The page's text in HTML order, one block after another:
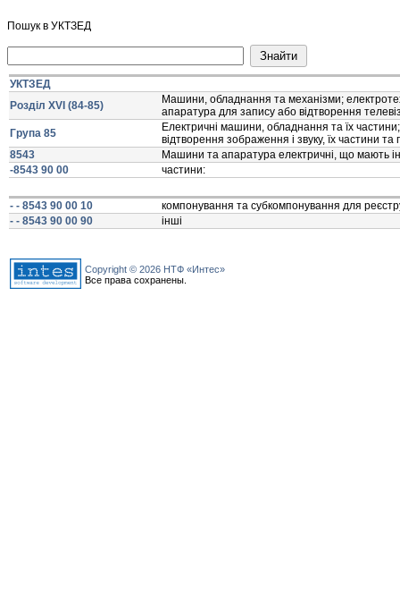
Пошук в УКТЗЕД
УКТЗЕД
Розділ XVI (84-85)
Машини, обладнання та механiзми;
апаратура для запису або вiдтворення
Група 85
Електричнi машини, обладнання та їх
вiдтворення зображення i звуку, їх частини та
8543
Машини та апаратура електричнi, що мають
-8543 90 00
частини:
- - 8543 90 00 10
компонування та субкомпонування для
- - 8543 90 00 90
iншi
Copyright © 2026 НТФ «Интес»
Все права сохранены.